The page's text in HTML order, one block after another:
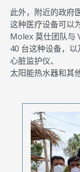
此外，附近的政府
这种医疗设备可以
Molex 莫仕团队与
40 台这种设备，以
心脏监护仪、
太阳能热水器和其